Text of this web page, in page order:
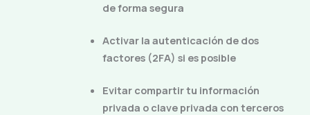
de forma segura
Activar la autenticación de dos
factores (2FA) si es posible
Evitar compartir tu información
privada o clave privada con terceros